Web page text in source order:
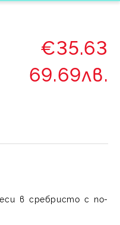
€35.63
69.69лв.
в сребристо с по-